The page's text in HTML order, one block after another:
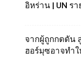
อิหร่าน | UN ร
จากผู้ถูกกดดัน
ฮอร์มุซอาจทำ